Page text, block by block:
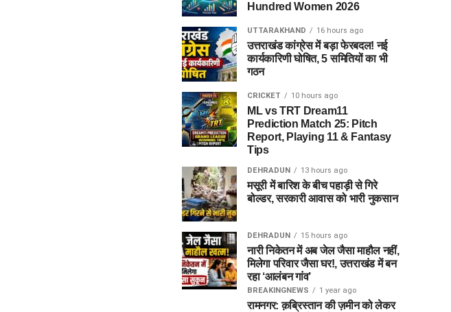
Hundred Women 2026
UTTARAKHAND 16 hours ago
उत्तराखंड कांग्रेस में बड़ा फेरबदल! नई
कार्यकारिणी घोषित, 5 समितियों का भी
गठन
CRICKET 10 hours ago
ML vs TRT Dream11
Prediction Match 25: Pitch
Report, Playing 11 & Fantasy
Tips
DEHRADUN 13 hours ago
मसूरी में बारिश के बीच पहाड़ी से गिरे
बोल्डर, सरकारी आवास को भारी नुकसान
DEHRADUN 15 hours ago
नारी निकेतन में अब जेल जैसा माहौल नहीं,
मिलेगा परिवार जैसा घर!, उत्तराखंड में बन
रहा ‘आलंबन गांव’
BREAKINGNEWS 1 year ago
रामनगर: क़ब्रिस्तान की ज़मीन को लेकर